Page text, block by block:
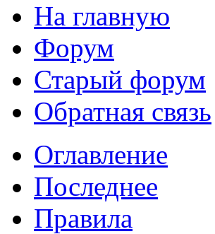
На главную
Форум
Старый форум
Обратная связь
Оглавление
Последнее
Правила